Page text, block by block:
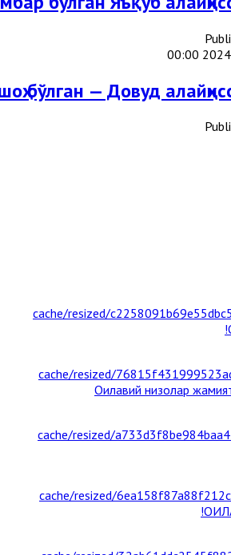
бўлган — Довуд
Оилавий низолар